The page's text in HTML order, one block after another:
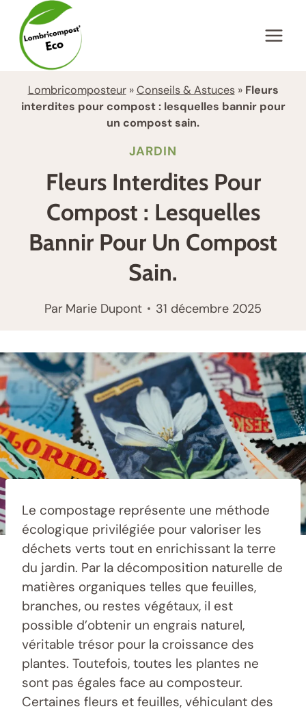
contenu
Lombricomposteur»Conseils & Astuces» Fleurs
interdites pour compost : lesquelles bannir pour
un compost sain.
JARDIN
Fleurs Interdites Pour
Compost : Lesquelles
Bannir Pour Un Compost
Sain.
Par Marie Dupont 31 décembre 2025
Le compostage représente une méthode
écologique privilégiée pour valoriser les
déchets verts tout en enrichissant la terre
du jardin. Par la décomposition naturelle de
matières organiques telles que feuilles,
branches, ou restes végétaux, il est
possible d’obtenir un engrais naturel,
véritable trésor pour la croissance des
plantes. Toutefois, toutes les plantes ne
sont pas égales face au composteur.
Certaines fleurs et feuilles, véhiculant des